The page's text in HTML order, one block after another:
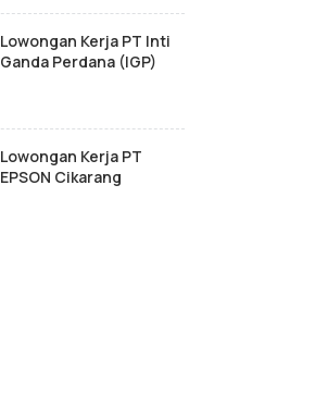
Lowongan Kerja PT Inti
Ganda Perdana (IGP)
Lowongan Kerja PT
EPSON Cikarang